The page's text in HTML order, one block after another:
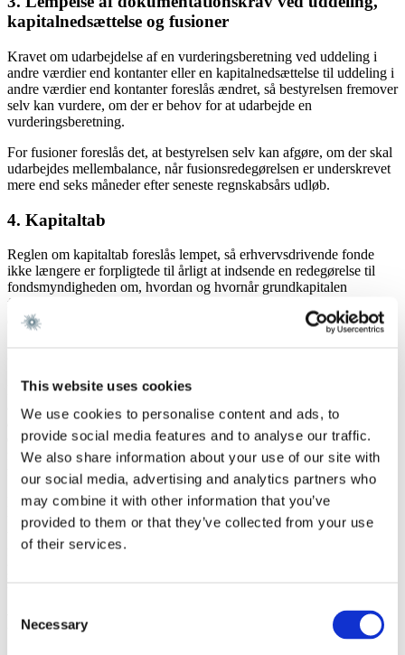
This website uses cookies
We use cookies to personalise content and ads, to
provide social media features and to analyse our traffic.
We also share information about your use of our site with
our social media, advertising and analytics partners who
may combine it with other information that you’ve
provided to them or that they’ve collected from your use
of their services.
Selection
Necessary
kapitalnedsættelse og fusioner
Kravet om udarbejdelse af en vurderingsberetning ved uddeling i
andre værdier end kontanter eller en kapitalnedsættelse til uddeling i
andre værdier end kontanter foreslås ændret, så bestyrelsen fremover
selv kan vurdere, om der er behov for at udarbejde en
vurderingsberetning.
For fusioner foreslås det, at bestyrelsen selv kan afgøre, om der skal
udarbejdes mellembalance, når fusionsredegørelsen er underskrevet
mere end seks måneder efter seneste regnskabsårs udløb.
4. Kapitaltab
Reglen om kapitaltab foreslås lempet, så erhvervsdrivende fonde
ikke længere er forpligtede til årligt at indsende en redegørelse til
fondsmyndigheden om, hvordan og hvornår grundkapitalen
forventes at være reetableret. Dette skal give øget frihed under
ansvar for fondsbestyrelserne.
Derudover foreslås en række forenklinger af kravene til
årsrapporten, herunder ophævelse af kravet om, at fonden i
årsrapporten skal redegøre for en eventuel tilknytning til andre
erhvervsdrivende virksomheder eller fonde, samt kravet om, at
fonden ikke må have tilgodehavender hos eller have stillet sikkerhed
for dattervirksomheden.
I relation til fondes transaktioner med interesseforbundne parter,
foreslås kredsen af personer og virksomheder, som fonden har haft
transaktioner med (og dermed skal oplyse om) præciseret og udvidet
for at øge transparensen. Dertil foreslås, at betegnelsen “nærtstående
Fondsloven udskydes til 2026-2027